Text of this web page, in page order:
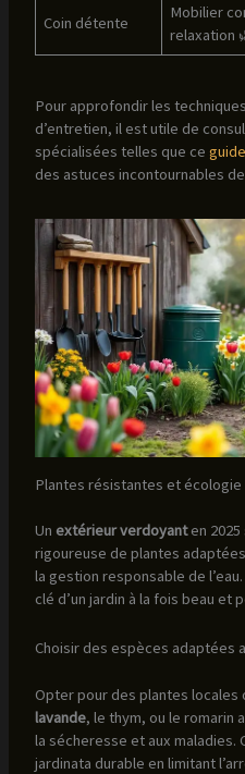
Coin détente
Mobilier
relaxation
Pour approfondir les
d’entretien, il est utile de
spécialisées telles que ce
des astuces incontournables
Plantes résistantes et écologie
Un extérieur verdoyanten 2025
rigoureuse de plantes
la gestion responsable de
clé d’un jardin à la fois beau et
Choisir des espèces adaptées
Opter pour des plantes
lavande, le thym, ou le romarin
la sécheresse et aux maladies.
jardinata durable en limitant